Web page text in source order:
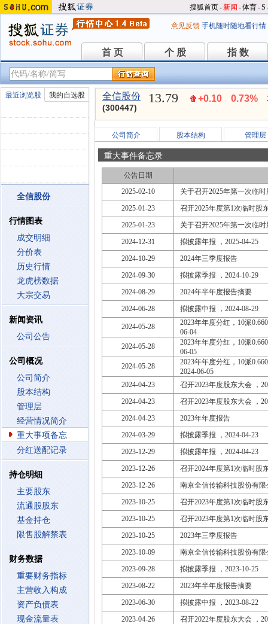
搜狐首页-新闻 -体育-S
意见反馈 手机随时随地看行情
首 页
首 页 个 股
个 股 指 数
指 数
最近浏览股 我的自选股
全信股份
行情图表
成交明细
分价表
历史行情
龙虎榜数据
大宗交易
新闻资讯
公司公告
公司概况
公司简介
股本结构
管理层
经营情况简介
重大事项备忘
分红送配记录
持仓明细
主要股东
流通股股东
基金持仓
限售股解禁表
财务数据
重要财务指标
主营收入构成
资产负债表
现金流量表
全信股份
(300447)
13.79 +0.10 0.73%
公司简介 股本结构 管理层
重大事件备忘录
公告日期
2025-02-10
关于召开2025年第一次临
2025-01-23
召开2025年度第1次临时股
2025-01-23
关于召开2025年第一次临
2024-12-31
拟披露年报 ，2025-04-25
2024-10-29
2024年三季度报告
2024-09-30
拟披露季报 ，2024-10-29
2024-08-29
2024年半年度报告摘要
2024-06-28
拟披露中报 ，2024-08-29
2024-05-28
2023年年度分红，10派
06-04
2024-05-28
2023年年度分红，10派
06-05
2024-05-28
2023年年度分红，10派
2024-06-05
2024-04-23
召开2023年度股东大会 ，
2024-04-23
召开2023年度股东大会 ，
2024-04-23
2023年年度报告
2024-03-29
拟披露季报 ，2024-04-23
2023-12-29
拟披露年报 ，2024-04-23
2023-12-26
召开2024年度第1次临时股
2023-12-26
南京全信传输科技股份有
2023-10-25
召开2023年度第1次临时股
2023-10-25
召开2023年度第1次临时股
2023-10-25
2023年三季度报告
2023-10-09
南京全信传输科技股份有
2023-09-28
拟披露季报 ，2023-10-25
2023-08-22
2023年半年度报告摘要
2023-06-30
拟披露中报 ，2023-08-22
2023-04-26
召开2022年度股东大会 ，